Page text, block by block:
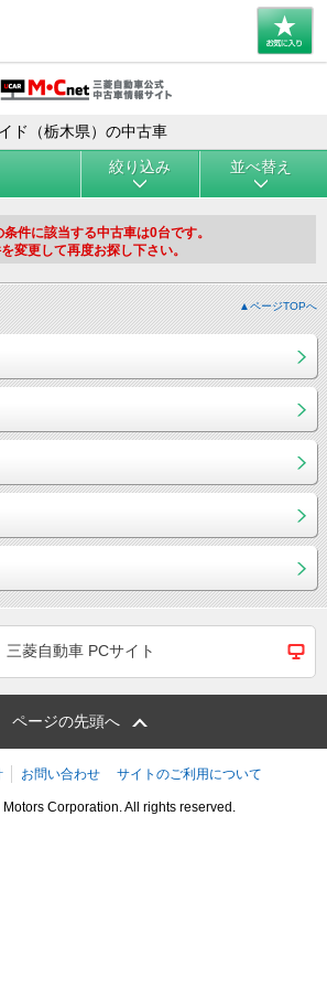
ド（栃木県）の中古車
絞り込み 並べ替え
条件に該当する中古車は0台です。
変更して再度お探し下さい。
▲ページTOPへ
三菱自動車 PCサイト
ページの先頭へ
お問い合わせ サイトのご利用について
Corporation. All rights reserved.